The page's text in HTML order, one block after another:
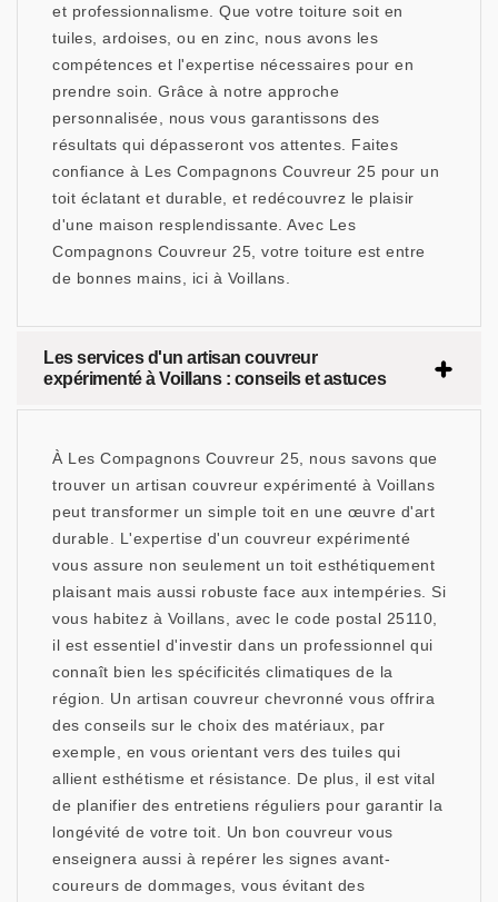
et professionnalisme. Que votre toiture soit en
tuiles, ardoises, ou en zinc, nous avons les
compétences et l'expertise nécessaires pour en
prendre soin. Grâce à notre approche
personnalisée, nous vous garantissons des
résultats qui dépasseront vos attentes. Faites
confiance à Les Compagnons Couvreur 25 pour un
toit éclatant et durable, et redécouvrez le plaisir
d'une maison resplendissante. Avec Les
Compagnons Couvreur 25, votre toiture est entre
de bonnes mains, ici à Voillans.
Les services d'un artisan couvreur
expérimenté à Voillans : conseils et astuces
À Les Compagnons Couvreur 25, nous savons que
trouver un artisan couvreur expérimenté à Voillans
peut transformer un simple toit en une œuvre d'art
durable. L'expertise d'un couvreur expérimenté
vous assure non seulement un toit esthétiquement
plaisant mais aussi robuste face aux intempéries. Si
vous habitez à Voillans, avec le code postal 25110,
il est essentiel d'investir dans un professionnel qui
connaît bien les spécificités climatiques de la
région. Un artisan couvreur chevronné vous offrira
des conseils sur le choix des matériaux, par
exemple, en vous orientant vers des tuiles qui
allient esthétisme et résistance. De plus, il est vital
de planifier des entretiens réguliers pour garantir la
longévité de votre toit. Un bon couvreur vous
enseignera aussi à repérer les signes avant-
coureurs de dommages, vous évitant des